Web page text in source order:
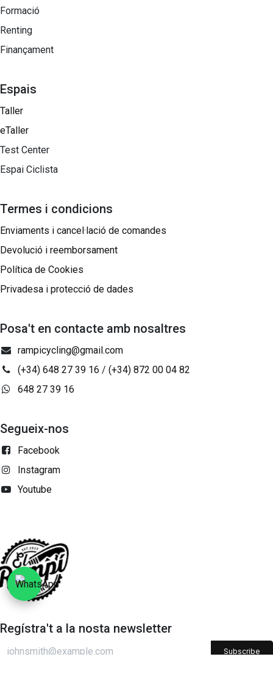
Formació
Renting
Finançament
Espais
Taller
eTaller
Test Center
Espai Ciclista
Termes i condicions
Enviaments i cancel·lació de comandes
Devolució i reemborsament
Política de Cookies
Privadesa i protecció de dades
Posa't en contacte amb nosaltres
rampicycling@gmail.com
(+34) 648 27 39 16 / (+34) 872 00 04 82
648 27 39 16
Segueix-nos
Facebook
Instagram
Youtube
Regístra't a la nosta newsletter
Subscribe